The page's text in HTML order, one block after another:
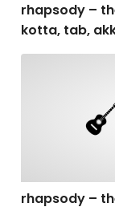
rhapsody –
kotta, tab,
rhapsody –